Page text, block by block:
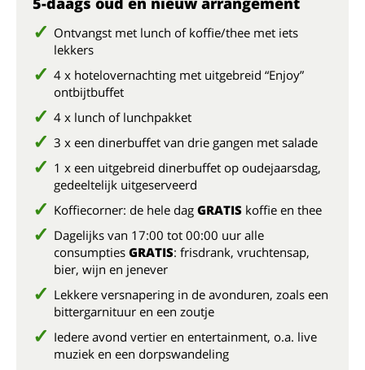
Ontvangst met lunch of koffie/thee met iets
lekkers
4 x hotelovernachting met uitgebreid “Enjoy”
ontbijtbuffet
4 x lunch of lunchpakket
3 x een dinerbuffet van drie gangen met salade
1 x een uitgebreid dinerbuffet op oudejaarsdag,
gedeeltelijk uitgeserveerd
Koffiecorner: de hele dag GRATIS koffie en thee
Dagelijks van 17:00 tot 00:00 uur alle
consumpties GRATIS: frisdrank, vruchtensap,
bier, wijn en jenever
Lekkere versnapering in de avonduren, zoals een
bittergarnituur en een zoutje
Iedere avond vertier en entertainment, o.a. live
muziek en een dorpswandeling